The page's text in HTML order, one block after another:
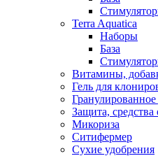
Terra Aquatica
Наборы
База
Витамины,
Гель для
Защита, средства
Микориза
Ситифермер
Сухие удобрения